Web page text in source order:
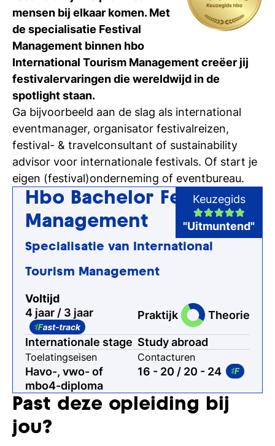
Ontdek hoe het is om student bij Tio te
zijn
Persoonlijk gesprek
Stel al jouw vragen in een 1-op-1-gesprek
Inschrijven studie
Weet je het al? Schrijf je dan in bij Tio
mensen bij elkaar komen. Met
de specialisatie Festival
Management binnen hbo
International Tourism Management creëer jij
festivalervaringen die wereldwijd in de
spotlight staan.
Ga bijvoorbeeld aan de slag als international
eventmanager, organisator festivalreizen,
festival- & travelconsultant of sustainability
advisor voor internationale festivals. Of start je
eigen (festival)onderneming of eventbureau.
Keuzegids
"Uitmuntend"
Hbo Bachelor Festival
Management
Specialisatie van International
Tourism Management
Voltijd
4 jaar / 3 jaar
Praktijk Theorie
Internationale stage Study abroad
Toelatingseisen
Havo-, vwo- of
mbo4-diploma
Contacturen
16 - 20 / 20 - 24
Past deze opleiding bij
jou?